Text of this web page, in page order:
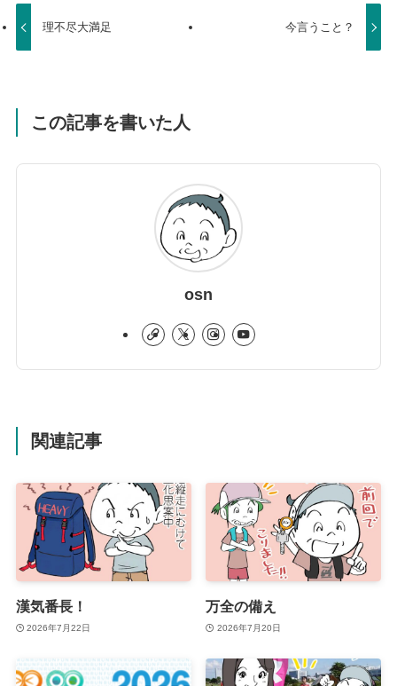
理不尽大満足 今言うこと？
この記事を書いた人
osn
関連記事
漢気番長！
2026年7月22日
万全の備え
2026年7月20日